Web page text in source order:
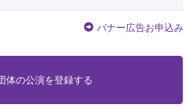
バナー広告お申込み
体の公演を登録する